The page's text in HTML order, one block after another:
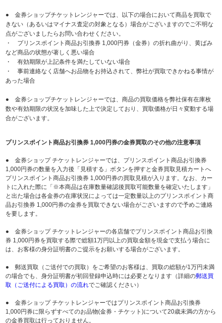
● 金券ショップチケットレンジャーでは、以下の場合において商品を買取で
きない（あるいはマイナス査定の対象となる）場合がございますのでご不明な
点がございましたらお問い合わせください。
・ プリンスポイント商品お引換券 1,000円券（金券）の折れ曲がり、黄ばみ
など商品の状態が著しく悪い場合
・ 有効期限が上記条件を満たしていない場合
・ 事前連絡なく店舗へお品物をお持込されて、弊社が買取できかねる事情が
あった場合
● 金券ショップチケットレンジャーでは、商品の買取価格を弊社保有在庫枚
数や有効期限の状況を加味した上で決定しており、買取価格が日々変動する場
合がございます。
プリンスポイント商品お引換券 1,000円券の金券買取のその他の注意事項
● 金券ショップ チケットレンジャーでは、プリンスポイント商品お引換券
1,000円券の数量を入力後「見積する」ボタンを押すと金券買取見積カートへ
プリンスポイント商品お引換券 1,000円券の買取見積が入ります。なお、カー
トに入れた際に「※本商品は在庫数量確認後買取可能数量を確定いたします」
と出た場合は各金券の在庫状況によっては一定数量以上のプリンスポイント商
品お引換券 1,000円券の金券を買取できない場合がございますので予めご連絡
を要します。
● 金券ショップ チケットレンジャーの各店舗でプリンスポイント商品お引換
券 1,000円券を買取する際で総額1万円以上の買取金額を現金で支払う場合に
は、お客様の身分証明書のご提示をお願いする場合がございます。
● 郵送買取（ご送付での買取）をご希望のお客様は、買取の総額が1万円未満
の場合でも、身分証明書が初回登録申込時には必要となります（詳細の郵送買
取（ご送付による買取）の流れでご確認ください）
● 金券ショップ チケットレンジャーではプリンスポイント商品お引換券
1,000円券に限らずすべてのお品物(金券・チケット)について20歳未満の方から
の金券買取は行っておりません。